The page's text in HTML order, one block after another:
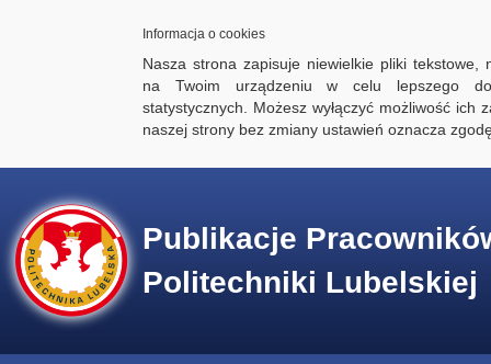
Informacja o cookies
Nasza strona zapisuje niewielkie pliki tekstowe,
na Twoim urządzeniu w celu lepszego
statystycznych. Możesz wyłączyć możliwość ich
naszej strony bez zmiany ustawień oznacza
Publikacje
Politechniki Lubelskiej